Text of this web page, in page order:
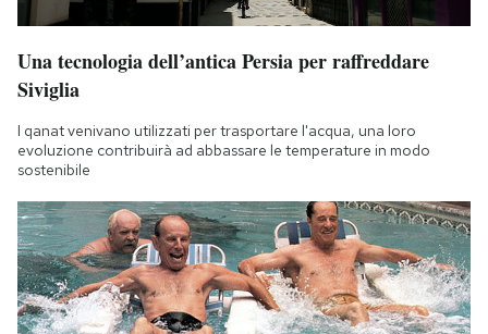
Una tecnologia dell’antica Persia per raffreddare
Siviglia
I qanat venivano utilizzati per trasportare l'acqua, una loro
evoluzione contribuirà ad abbassare le temperature in modo
sostenibile